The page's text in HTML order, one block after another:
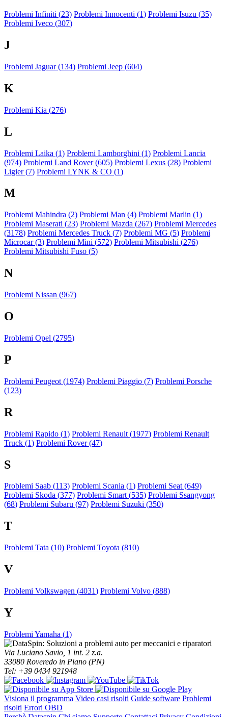
Problemi Infiniti (23) Problemi Innocenti (1) Problemi Isuzu (35)
Problemi Iveco (307)
J
Problemi Jaguar (134) Problemi Jeep (604)
K
Problemi Kia (276)
L
Problemi Laika (1) Problemi Lamborghini (1) Problemi Lancia
(974) Problemi Land Rover (605) Problemi Lexus (28) Problemi
Ligier (7) Problemi LYNK & CO (1)
M
Problemi Mahindra (2) Problemi Man (4) Problemi Marlin (1)
Problemi Maserati (23) Problemi Mazda (267) Problemi Mercedes
(3178) Problemi Mercedes Truck (7) Problemi MG (5) Problemi
Microcar (3) Problemi Mini (572) Problemi Mitsubishi (276)
Problemi Mitsubishi Fuso (5)
N
Problemi Nissan (967)
O
Problemi Opel (2795)
P
Problemi Peugeot (1974) Problemi Piaggio (7) Problemi Porsche
(123)
R
Problemi Rapido (1) Problemi Renault (1977) Problemi Renault
Truck (1) Problemi Rover (47)
S
Problemi Saab (113) Problemi Scania (1) Problemi Seat (649)
Problemi Skoda (377) Problemi Smart (535) Problemi Ssangyong
(68) Problemi Subaru (97) Problemi Suzuki (350)
T
Problemi Tata (10) Problemi Toyota (810)
V
Problemi Volkswagen (4031) Problemi Volvo (888)
Y
Problemi Yamaha (1)
Via Luciano Savio, 1 int. 2 z.a.
33080 Roveredo in Piano (PN)
Tel: +39 0434 921948
Visiona il programma Video casi risolti Guide software Problemi
risolti Errori OBD